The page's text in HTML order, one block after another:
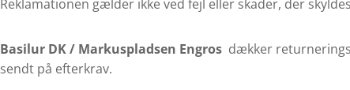
Reklamationen gælder ikke ved fejl eller skader, der
Basilur DK / Markuspladsen Engrosdækker
sendt på efterkrav.